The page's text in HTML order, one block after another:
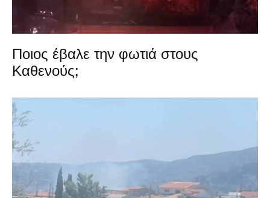
Ποιος έβαλε την φωτιά στους
Καθενούς;